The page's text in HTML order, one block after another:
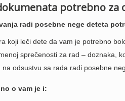
potrebno za
radi posebne nege deteta
koji leči dete da vam je potrebno
sprečenosti za rad – doznaka,
na odsustvu sa rada radi posebne
o vam je i: